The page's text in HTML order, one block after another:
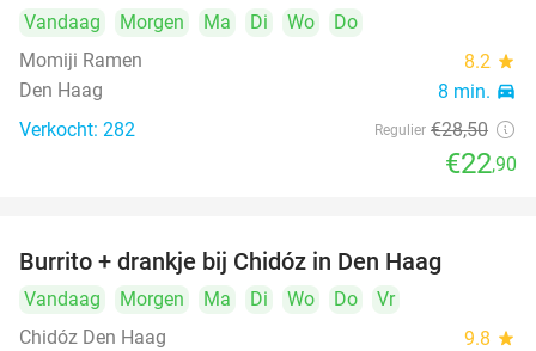
Vandaag Morgen Ma Di Wo
Do
Momiji Ramen
8.2 star
Den Haag 8 min. directions_car
Verkocht: 282 Regulier €28,50
€22,90
Burrito + drankje bij Chidóz in Den Haag
Vandaag Morgen Ma Di Wo Do
Vr
Chidóz Den Haag
9.8 star